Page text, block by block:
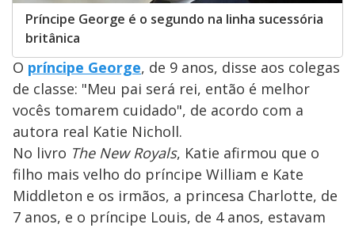
Príncipe George é o segundo na linha sucessória
britânica
O príncipe George, de 9 anos, disse aos colegas
de classe: "Meu pai será rei, então é melhor
vocês tomarem cuidado", de acordo com a
autora real Katie Nicholl.
No livro The New Royals, Katie afirmou que o
filho mais velho do príncipe William e Kate
Middleton e os irmãos, a princesa Charlotte, de
7 anos, e o príncipe Louis, de 4 anos, estavam